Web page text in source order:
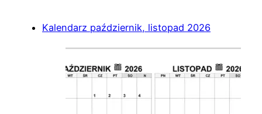
Kalendarz październik, listopad 2026